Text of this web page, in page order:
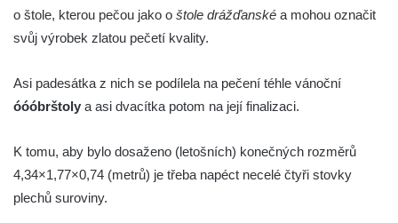
o štole, kterou pečou jako o štole drážďanské a mohou označit
svůj výrobek zlatou pečetí kvality.
Asi padesátka z nich se podílela na pečení téhle vánoční
óóóbrštoly a asi dvacítka potom na její finalizaci.
K tomu, aby bylo dosaženo (letošních) konečných rozměrů
4,34×1,77×0,74 (metrů) je třeba napéct necelé čtyři stovky
plechů suroviny.